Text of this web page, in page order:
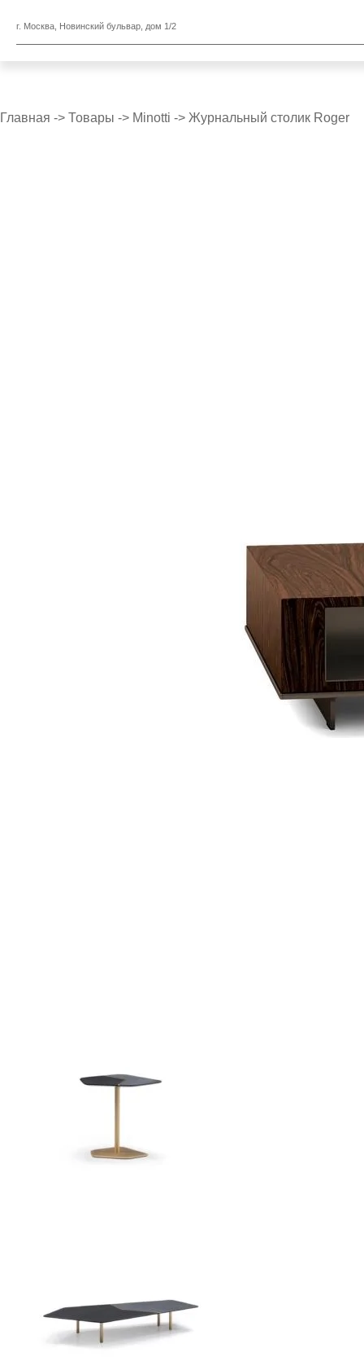
г. Москва, Новинский бульвар, дом 1/2
Главная -> Товары -> Minotti -> Журнальный столик Roger